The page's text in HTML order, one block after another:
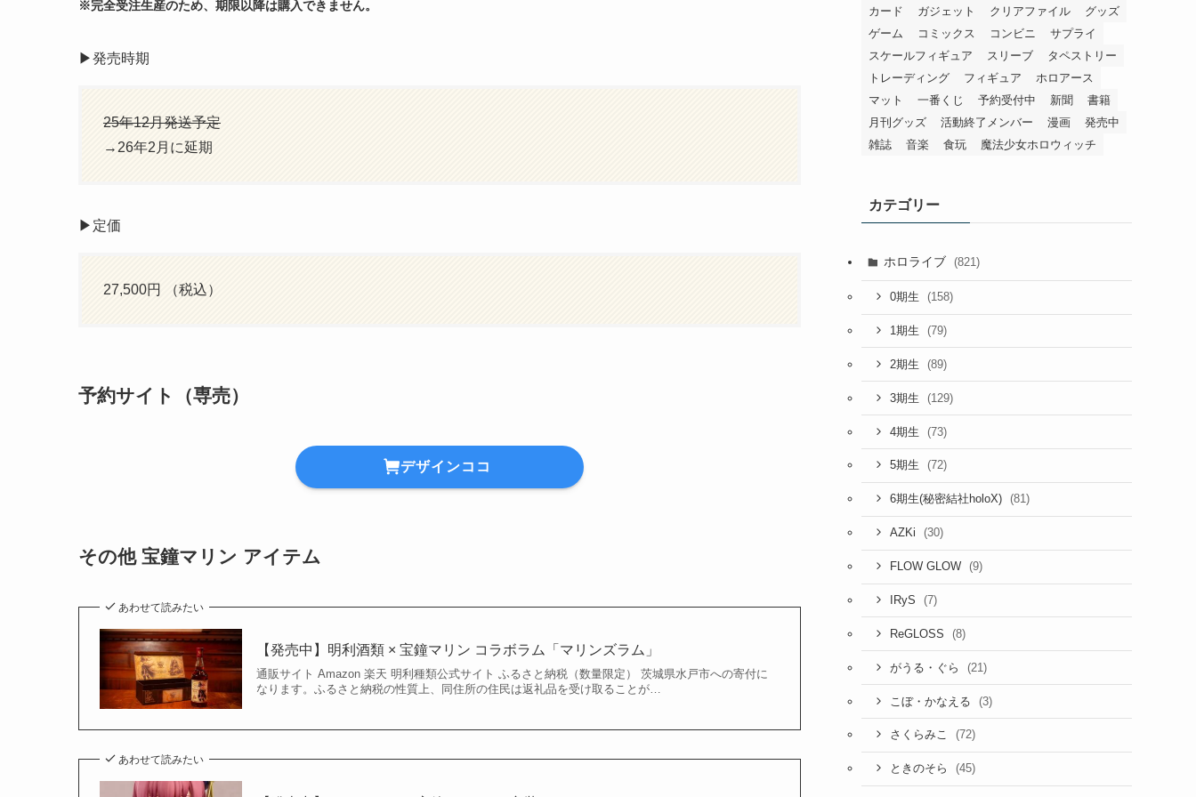
※完全受注生産のため、期限以降は購入できません。
▶︎発売時期
25年12月発送予定
→26年2月に延期
▶︎定価
27,500円 （税込）
予約サイト（専売）
デザインココ
その他 宝鐘マリン アイテム
あわせて読みたい
【発売中】明利酒類 × 宝鐘マリン コラボラム「マリンズラム」
通販サイト Amazon 楽天 明利種類公式サイト ふるさと納税（数量限定） 茨城県水戸市への寄付に
なります。ふるさと納税の性質上、同住所の住民は返礼品を受け取ることが…
あわせて読みたい
カード ガジェット クリアファイル
グッズ
ゲーム
コミックス コンビニ
サプライ
スケールフィギュア
スリーブ
タペストリー
トレーディング
フィギュア
ホロアース
マット
一番くじ 予約受付中 新聞
書籍
月刊グッズ
活動終了メンバー 漫画
発売中
雑誌
音楽 食玩 魔法少女ホロウィッチ
カテゴリー
ホロライブ (821)
0期生 (158)
1期生 (79)
2期生 (89)
3期生 (129)
4期生 (73)
5期生 (72)
6期生(秘密結社holoX) (81)
AZKi (30)
FLOW GLOW (9)
IRyS (7)
ReGLOSS (8)
がうる・ぐら (21)
こぼ・かなえる (3)
さくらみこ (72)
ときのそら (45)